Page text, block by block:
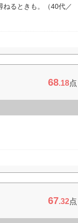
ねるときも。（40代／
68.18点
67.32点